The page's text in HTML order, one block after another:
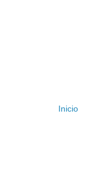
Inicio